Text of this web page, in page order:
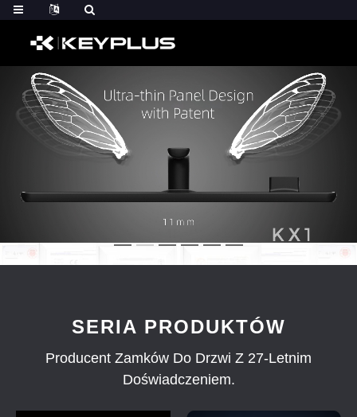
SERIA PRODUKTÓW
Producent Zamków Do Drzwi Z 27-Letnim
Doświadczeniem.